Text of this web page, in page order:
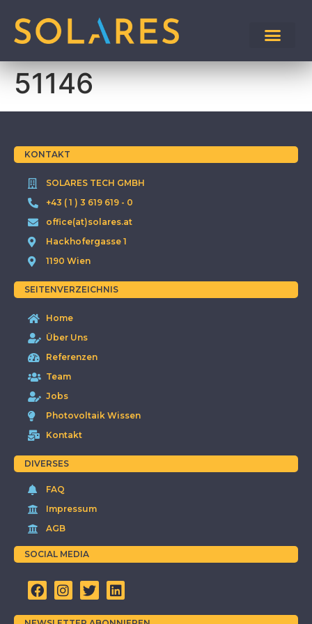
51146
KONTAKT
SOLARES TECH GMBH
+43 ( 1 ) 3 619 619 - 0
office(at)solares.at
Hackhofergasse 1
1190 Wien
SEITENVERZEICHNIS
Home
Über Uns
Referenzen
Team
Jobs
Photovoltaik Wissen
Kontakt
DIVERSES
FAQ
Impressum
AGB
SOCIAL MEDIA